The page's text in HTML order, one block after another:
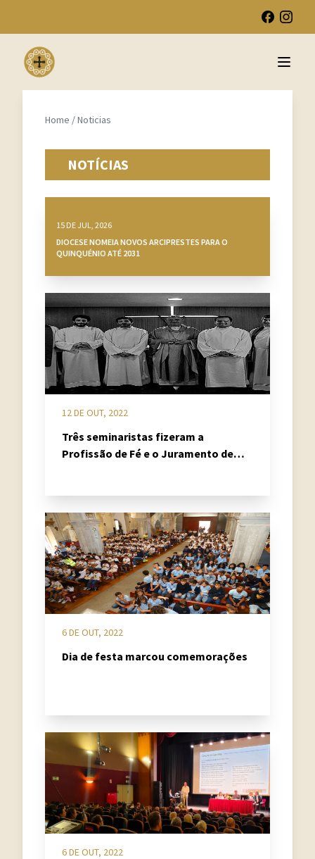
Open
Home /Noticias
NOTÍCIAS
15 DE JUL, 2026
DIOCESE NOMEIA NOVOS ARCIPRESTES PARA O
QUINQUÉNIO ATÉ 2031
12 DE OUT, 2022
Três seminaristas fizeram a
Profissão de Fé e o Juramento de
6 DE OUT, 2022
Dia de festa marcou comemorações
6 DE OUT, 2022